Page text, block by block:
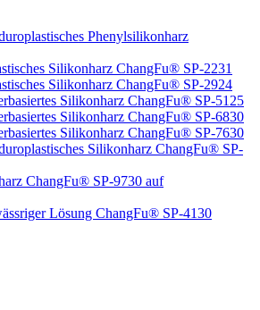
Phenylsilikonharz
Silikonharz ChangFu® SP-2231
Silikonharz ChangFu® SP-2924
Silikonharz ChangFu® SP-5125
Silikonharz ChangFu® SP-6830
Silikonharz ChangFu® SP-7630
Silikonharz ChangFu® SP-
ChangFu® SP-9730 auf
Lösung ChangFu® SP-4130